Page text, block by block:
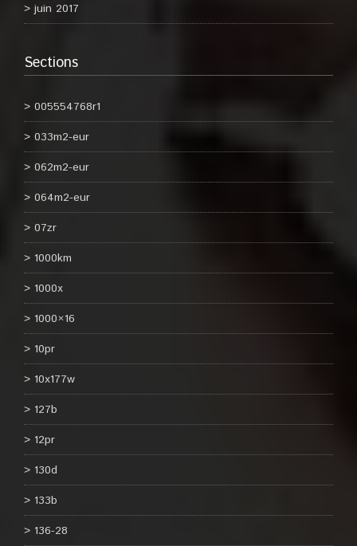
juin 2017
Sections
005554768r1
033m2-eur
062m2-eur
064m2-eur
07zr
1000km
1000x
1000×16
10pr
10x177w
127b
12pr
130d
133b
136-28